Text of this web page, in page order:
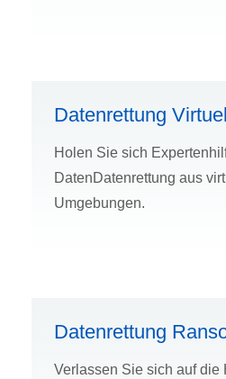
Datenrettung
Holen Sie sich
DatenDatenrettung aus
Umgebungen.
Datenrettung
Verlassen Sie sich auf die